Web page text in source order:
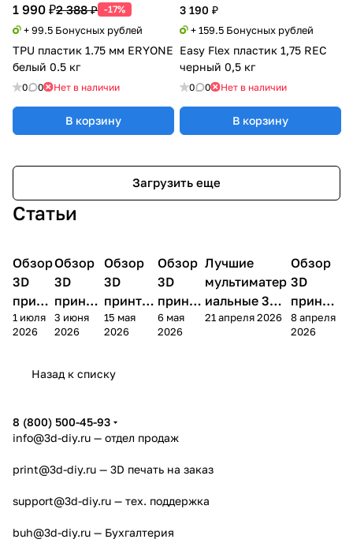
1 990 ₽2 388 ₽ -17%
+ 99.5 Бонусных рублей
TPU пластик 1.75 мм ERYONE
белый 0.5 кг
0 0 Нет в наличии
В корзину
3 190 ₽
+ 159.5 Бонусных рублей
Easy Flex пластик 1,75 REC
черный 0,5 кг
0 0 Нет в наличии
В корзину
Загрузить еще
Статьи
3D
принтеры
Обзор
3D
принт
ера
Bamb
1 июля
2026
3D
принтеры
Обзор
3D
принте
ра
Anycubi
4
3 июня
2026
3D
принтеры
Обзор
3D
принтер
а
FlashFo
Creator
15 мая
2026
3D
принтеры
Обзор
3D
принте
ра
Bambu
6 мая
2026
3D принтеры
Лучшие
мультиматер
иальные 3D
принтеры на
21 апреля 2026
3D
Обзор
3D
принте
ра
FlashF
8 апреля
2026
Назад к списку
8 (800) 500-45-93
info@3d-diy.ru — отдел продаж
print@3d-diy.ru — 3D печать на заказ
support@3d-diy.ru — тех. поддержка
buh@3d-diy.ru — Бухгалтерия